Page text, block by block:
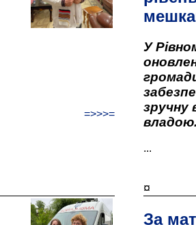
=>>>=
У
зручну
владою.
...
¤
За